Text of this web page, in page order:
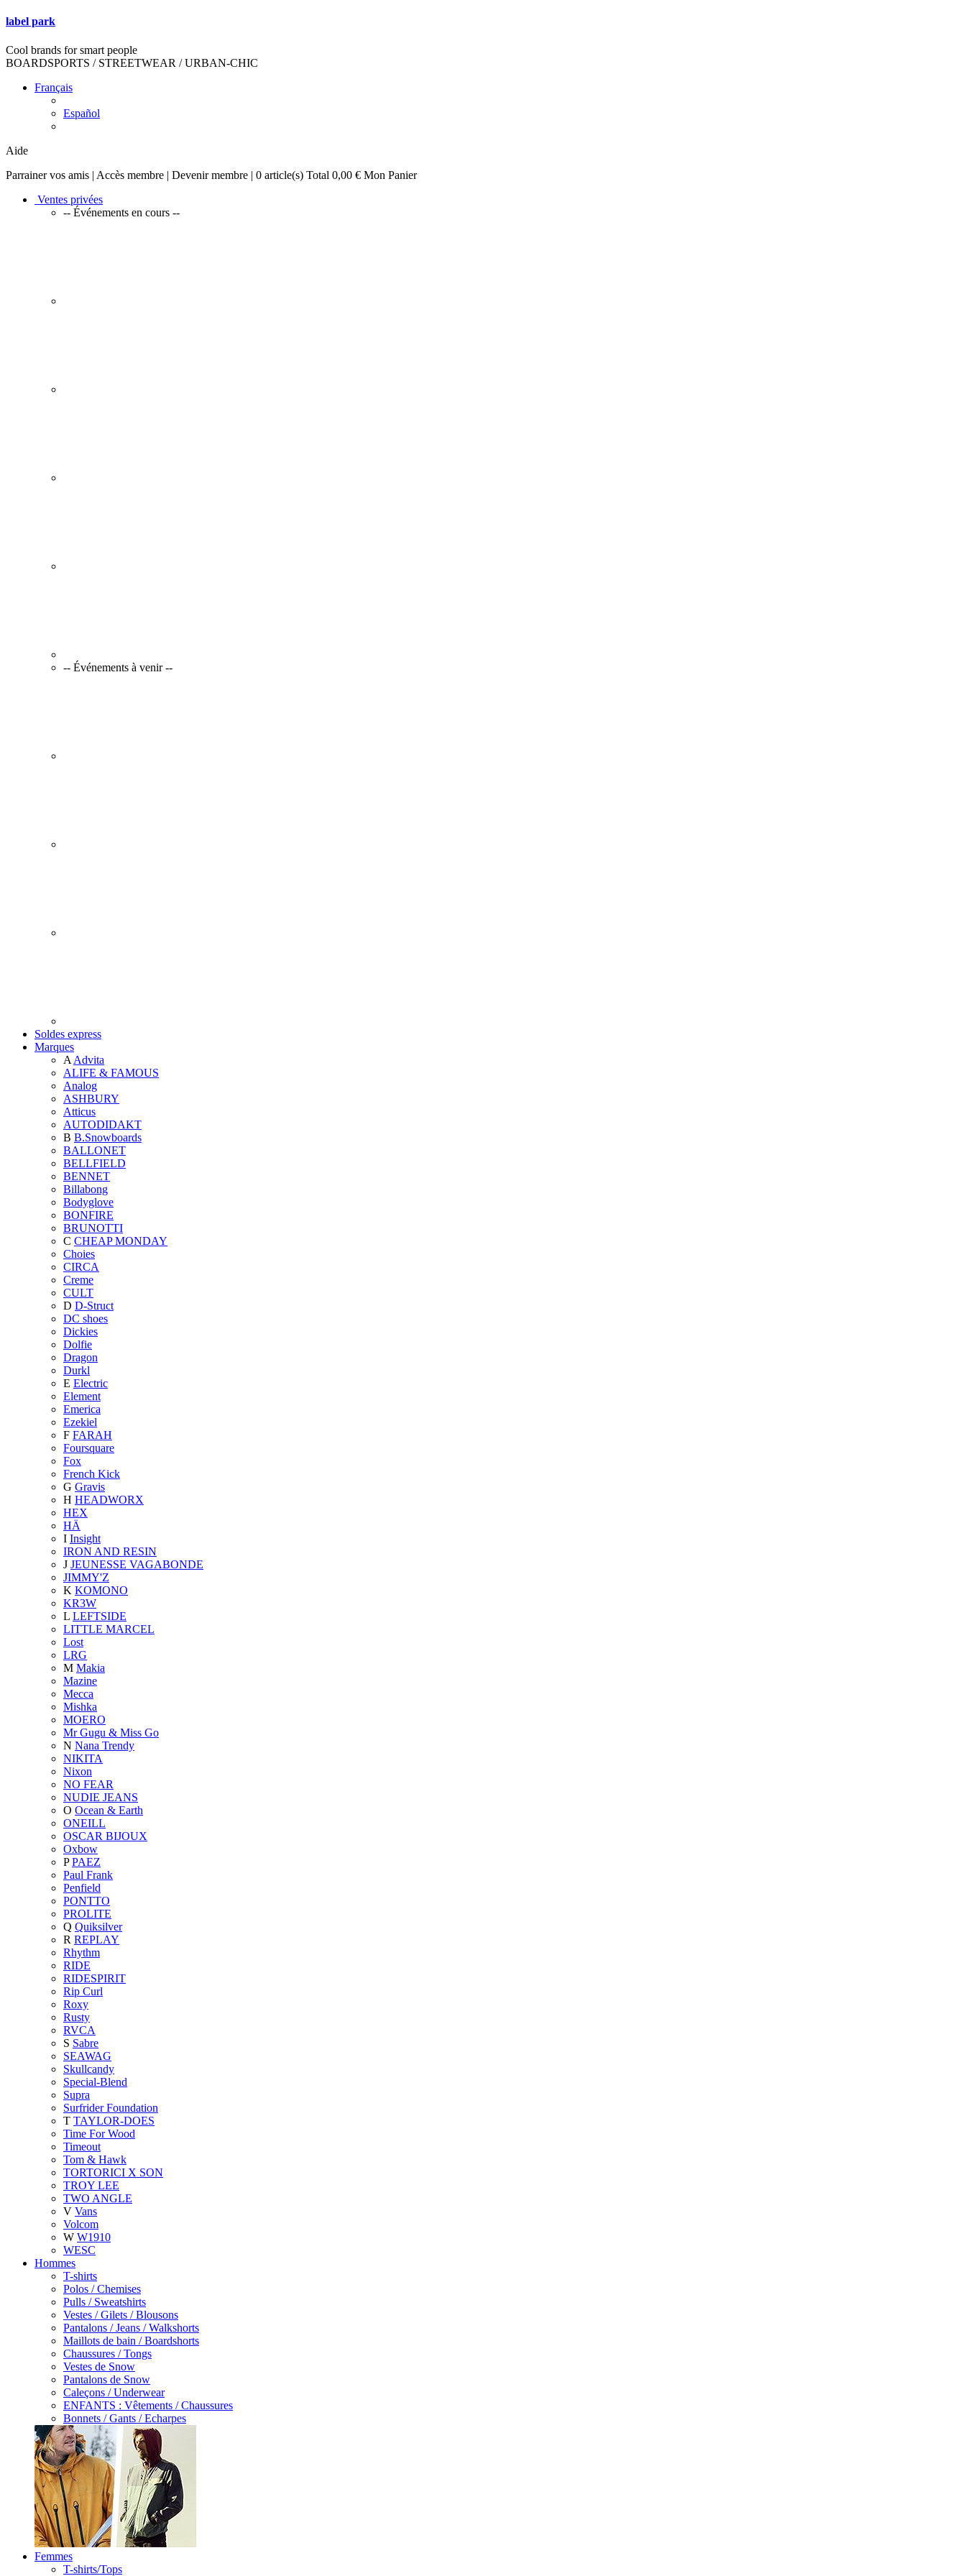
label park
Cool brands for smart people
BOARDSPORTS / STREETWEAR / URBAN-CHIC
Français
Español
Aide
Parrainer vos amis | Accès membre | Devenir membre | 0 article(s) Total 0,00 € Mon Panier
Ventes privées
-- Événements en cours --
-- Événements à venir --
Soldes express
Marques
A Advita
ALIFE & FAMOUS
Analog
ASHBURY
Atticus
AUTODIDAKT
B B.Snowboards
BALLONET
BELLFIELD
BENNET
Billabong
Bodyglove
BONFIRE
BRUNOTTI
C CHEAP MONDAY
Choies
CIRCA
Creme
CULT
D D-Struct
DC shoes
Dickies
Dolfie
Dragon
Durkl
E Electric
Element
Emerica
Ezekiel
F FARAH
Foursquare
Fox
French Kick
G Gravis
H HEADWORX
HEX
HÄ
I Insight
IRON AND RESIN
J JEUNESSE VAGABONDE
JIMMY'Z
K KOMONO
KR3W
L LEFTSIDE
LITTLE MARCEL
Lost
LRG
M Makia
Mazine
Mecca
Mishka
MOERO
Mr Gugu & Miss Go
N Nana Trendy
NIKITA
Nixon
NO FEAR
NUDIE JEANS
O Ocean & Earth
ONEILL
OSCAR BIJOUX
Oxbow
P PAEZ
Paul Frank
Penfield
PONTTO
PROLITE
Q Quiksilver
R REPLAY
Rhythm
RIDE
RIDESPIRIT
Rip Curl
Roxy
Rusty
RVCA
S Sabre
SEAWAG
Skullcandy
Special-Blend
Supra
Surfrider Foundation
T TAYLOR-DOES
Time For Wood
Timeout
Tom & Hawk
TORTORICI X SON
TROY LEE
TWO ANGLE
V Vans
Volcom
W W1910
WESC
Hommes
T-shirts
Polos / Chemises
Pulls / Sweatshirts
Vestes / Gilets / Blousons
Pantalons / Jeans / Walkshorts
Maillots de bain / Boardshorts
Chaussures / Tongs
Vestes de Snow
Pantalons de Snow
Caleçons / Underwear
ENFANTS : Vêtements / Chaussures
Bonnets / Gants / Echarpes
Femmes
T-shirts/Tops